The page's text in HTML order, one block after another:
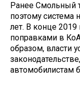
Ранее Смольный
поэтому система
лет. В конце
поправками в
образом, власти
автомобилистам